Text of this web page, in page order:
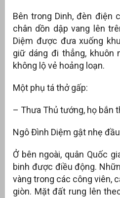
Bên trong Dinh, đèn điện
chân dồn dập vang lên
Diệm được đưa xuống
giữ dáng đi thẳng, khuôn
không lộ vẻ hoảng loạn.
Một phụ tá thở gấp:
– Thưa Thủ tướng, họ bắn
Ngô Đình Diệm gật nhẹ
Ở bên ngoài, quân Quốc
binh được điều động.
vàng trong các công viên,
giòn. Mặt đất rung lên